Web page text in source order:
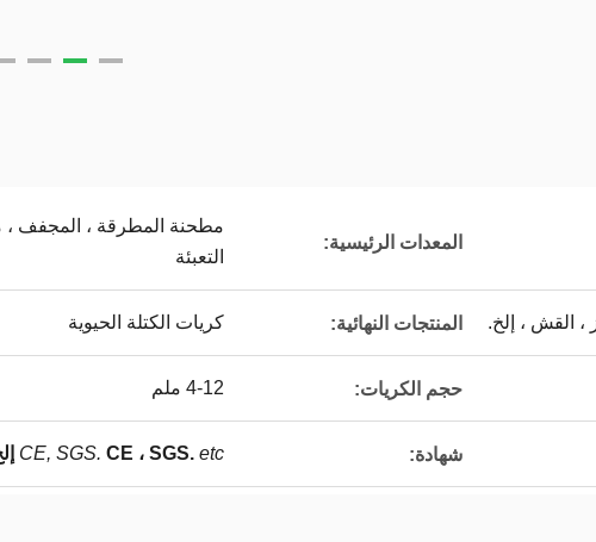
المعدات الرئيسية:
مطحنة المطرقة ، المجفف ،
التعبئة
القش ، إلخ. المنتجات النهائية: كريات الكتلة الحيوية
حجم الكريات: 4-12 ملم
شهادة: CE, SGS. CE ، SGS. etc